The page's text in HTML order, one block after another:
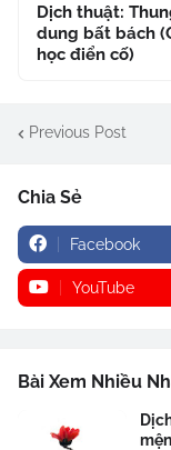
Dịch thuật:
dung bất bách
học điển cố)
Previous Post
Chia Sẻ
Facebook
YouTube
Bài Xem Nhiều